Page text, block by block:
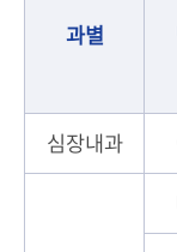
과별
심장내과